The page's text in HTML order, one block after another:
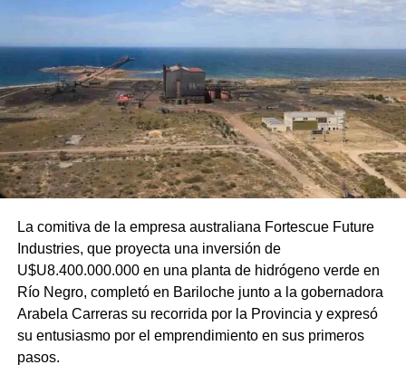
La comitiva de la empresa australiana Fortescue Future
Industries, que proyecta una inversión de
U$U8.400.000.000 en una planta de hidrógeno verde en
Río Negro, completó en Bariloche junto a la gobernadora
Arabela Carreras su recorrida por la Provincia y expresó
su entusiasmo por el emprendimiento en sus primeros
pasos.